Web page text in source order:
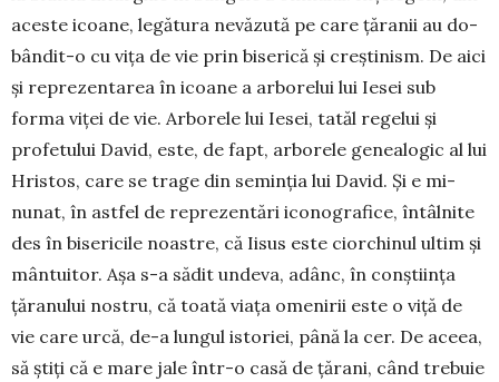
aceste icoa­ne, legătura ne­vă­zută pe care țăranii au do­
bân­dit-o cu vița de vie prin bi­se­rică și crești­nism. De aici
și reprezentarea în icoa­ne a ar­bo­relui lui Iesei sub
forma vi­ței de vie. Arbo­re­le lui Iesei, tatăl regelui și
profetului Da­vid, este, de fapt, arborele ge­nealogic al lui
Hris­tos, care se trage din seminția lui David. Și e mi­­
nunat, în ast­fel de reprezentări iconografice, în­tâlnite
des în bi­sericile noastre, că Iisus este cior­chi­nul ultim și
mântuitor. Așa s-a sădit undeva, a­dânc, în conștiința
țăranului nostru, că toată viața ome­nirii este o viță de
vie care urcă, de-a lungul istoriei, până la cer. De aceea,
să știți că e mare jale într-o casă de țărani, când trebuie